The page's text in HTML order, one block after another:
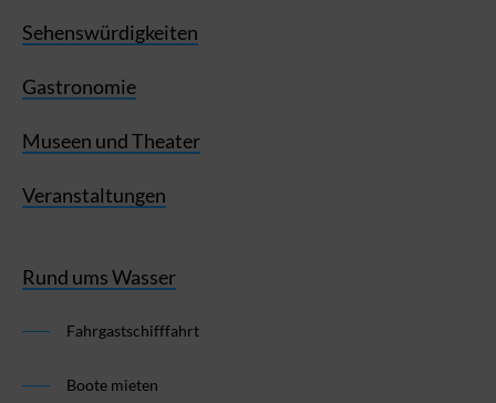
Sehenswürdigkeiten
Gastronomie
Museen und Theater
Veranstaltungen
Rund ums Wasser
Fahrgastschifffahrt
Boote mieten